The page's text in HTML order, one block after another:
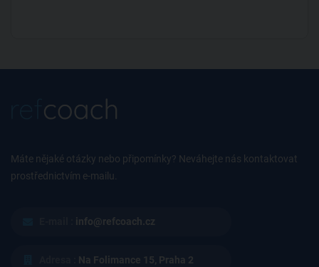
Máte nějaké otázky nebo připomínky? Neváhejte nás kontaktovat
prostřednictvím e-mailu.
info@refcoach.cz
Na Folimance 15, Praha 2